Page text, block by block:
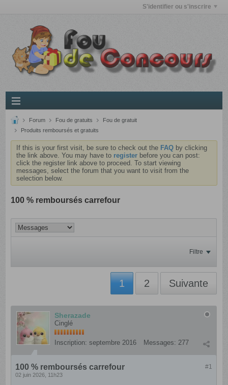
S'identifier ou s'inscrire
Forum Fou de gratuits
Fou de gratuit
Produits remboursés et gratuits
If this is your first visit, be sure to check out the FAQ by clicking
the link above. You may have to register before you can post:
click the register link above to proceed. To start viewing
messages, select the forum that you want to visit from the
selection below.
100 % remboursés carrefour
Filtre
1 2 Suivante
Sherazade
Cinglé
Inscription: septembre 2016 Messages: 277
#1
100 % remboursés carrefour
02 juin 2026, 11h23